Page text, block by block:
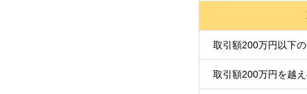
取引額200万円以下
取引額200万円を越